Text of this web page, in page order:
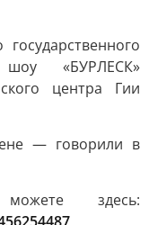
«БУРЛЕСК»
центра Гии
— говорили в
здесь: